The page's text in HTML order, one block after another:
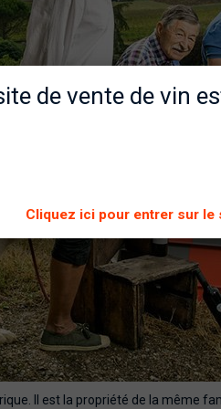
Il est la propriété de la même
de vente de vin
Cliquez ici pour entrer sur le